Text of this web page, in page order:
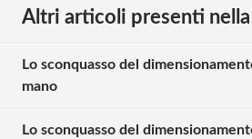
Altri articoli presenti
Lo sconquasso del
mano
Lo sconquasso del